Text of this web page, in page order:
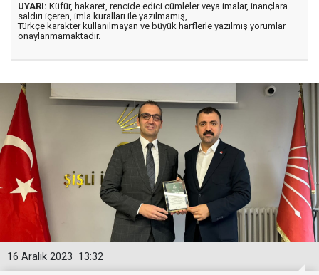
UYARI: Küfür, hakaret, rencide edici cümleler veya imalar, inançlara
saldırı içeren, imla kuralları ile yazılmamış,
Türkçe karakter kullanılmayan ve büyük harflerle yazılmış yorumlar
onaylanmamaktadır.
13:32
16 Aralık 2023